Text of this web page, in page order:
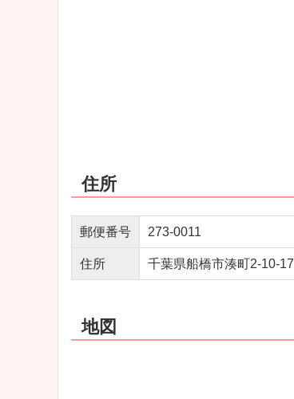
住所
郵便番号 273-0011
住所 千葉県船橋市湊町2-10-17
地図